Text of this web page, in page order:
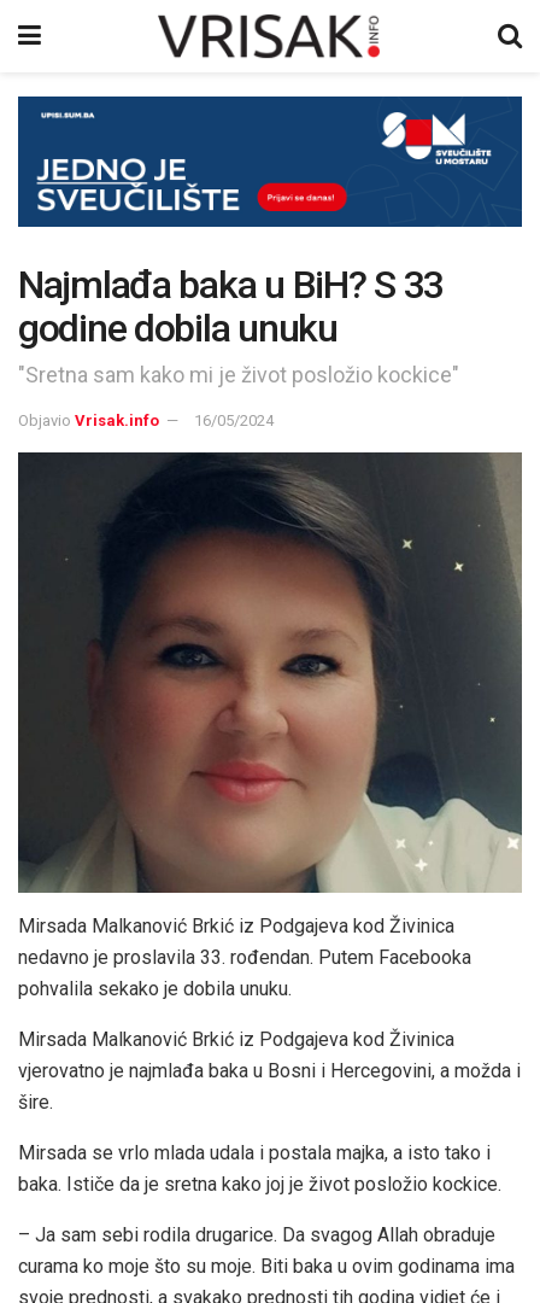
Najmlađa baka u BiH? S 33
godine dobila unuku
"Sretna sam kako mi je život posložio kockice"
Objavio Vrisak.info 16/05/2024
Mirsada Malkanović Brkić iz Podgajeva kod Živinica
nedavno je proslavila 33. rođendan. Putem Facebooka
pohvalila sekako je dobila unuku.
Mirsada Malkanović Brkić iz Podgajeva kod Živinica
vjerovatno je najmlađa baka u Bosni i Hercegovini, a možda i
šire.
Mirsada se vrlo mlada udala i postala majka, a isto tako i
baka. Ističe da je sretna kako joj je život posložio kockice.
– Ja sam sebi rodila drugarice. Da svagog Allah obraduje
curama ko moje što su moje. Biti baka u ovim godinama ima
svoje prednosti, a svakako prednosti tih godina vidjet će i